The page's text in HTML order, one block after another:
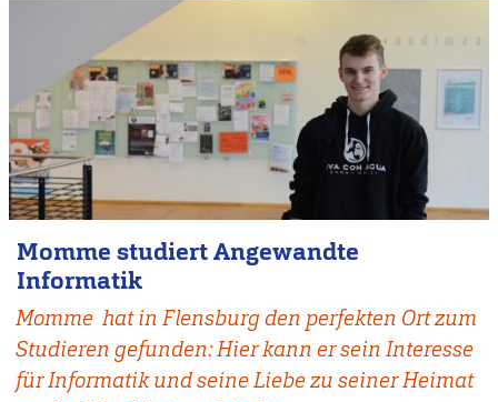
Momme studiert Angewandte
Informatik
Momme hat in Flensburg den perfekten Ort zum
Studieren gefunden: Hier kann er sein Interesse
für Informatik und seine Liebe zu seiner Heimat